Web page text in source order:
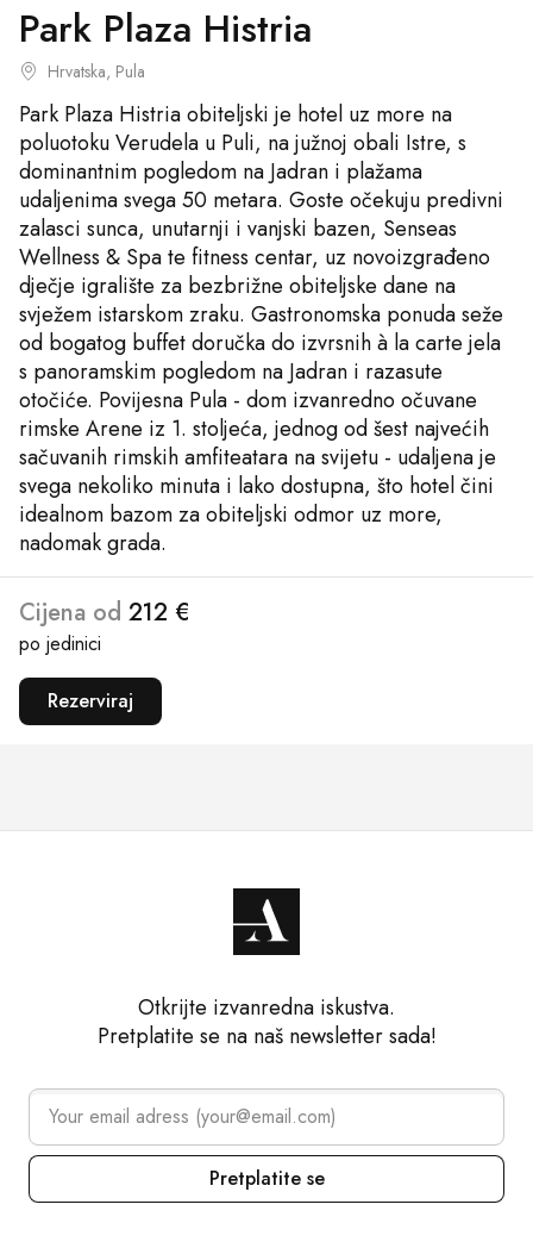
Park Plaza Histria
Hrvatska, Pula
Park Plaza Histria obiteljski je hotel uz more na
poluotoku Verudela u Puli, na južnoj obali Istre, s
dominantnim pogledom na Jadran i plažama
udaljenima svega 50 metara. Goste očekuju predivni
zalasci sunca, unutarnji i vanjski bazen, Senseas
Wellness & Spa te fitness centar, uz novoizgrađeno
dječje igralište za bezbrižne obiteljske dane na
svježem istarskom zraku. Gastronomska ponuda seže
od bogatog buffet doručka do izvrsnih à la carte jela
s panoramskim pogledom na Jadran i razasute
otočiće. Povijesna Pula - dom izvanredno očuvane
rimske Arene iz 1. stoljeća, jednog od šest najvećih
sačuvanih rimskih amfiteatara na svijetu - udaljena je
svega nekoliko minuta i lako dostupna, što hotel čini
idealnom bazom za obiteljski odmor uz more,
nadomak grada.
Cijena od 212 €
po jedinici
Rezerviraj
Otkrijte izvanredna iskustva.
Pretplatite se na naš newsletter sada!
Pretplatite se